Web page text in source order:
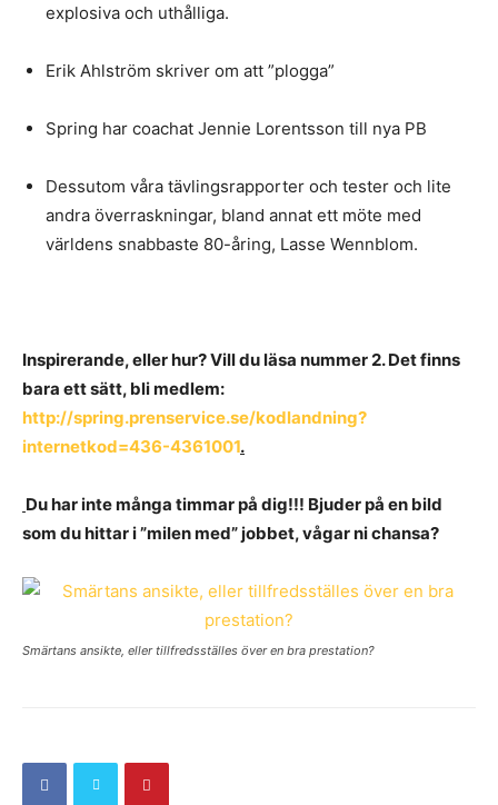
explosiva och uthålliga.
Erik Ahlström skriver om att ”plogga”
Spring har coachat Jennie Lorentsson till nya PB
Dessutom våra tävlingsrapporter och tester och lite
andra överraskningar, bland annat ett möte med
världens snabbaste 80-åring, Lasse Wennblom.
Inspirerande, eller hur? Vill du läsa nummer 2. Det finns
bara ett sätt, bli medlem:
http://spring.prenservice.se/kodlandning?
internetkod=436-4361001.
Du har inte många timmar på dig!!! Bjuder på en bild
som du hittar i ”milen med” jobbet, vågar ni chansa?
Smärtans ansikte, eller tillfredsställes över en bra prestation?